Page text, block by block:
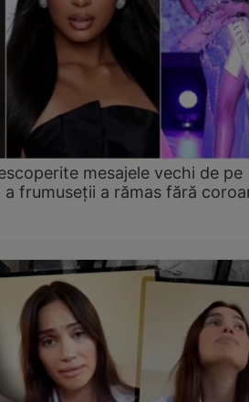
mesajele vechi de pe
frumuseții a rămas fără